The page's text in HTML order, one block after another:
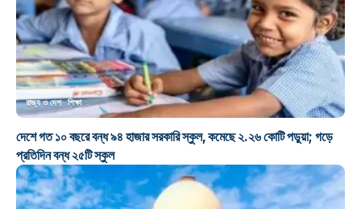
রাজ্য ও দেশ শিক্ষা
দেশে গত ১০ বছরে বন্ধ ৯৪ হাজার সরকারি স্কুল, কমেছে ২.২৬ কোটি পড়ুয়া; গড়ে
প্রতিদিন বন্ধ ২৫টি স্কুল